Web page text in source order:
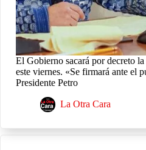
El Gobierno sacará por decreto
este viernes. «Se firmará ante el
Presidente Petro
La Otra Cara